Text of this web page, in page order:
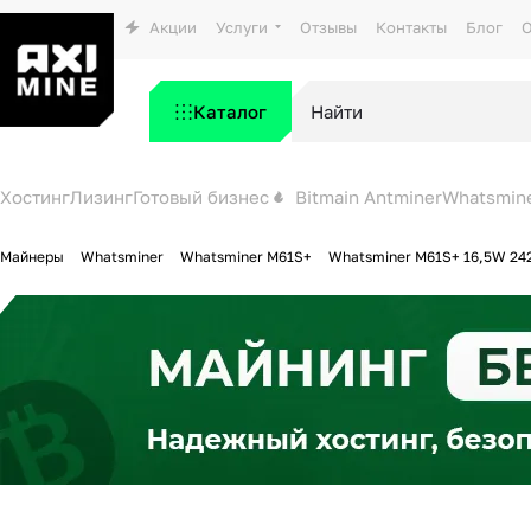
Акции Услуги Отзывы Контакты Блог
Каталог
ХостингЛизингГотовый бизнес Bitmain Antminer
Майнеры Whatsminer Whatsminer M61S+ Whatsminer M61S+ 16,5W